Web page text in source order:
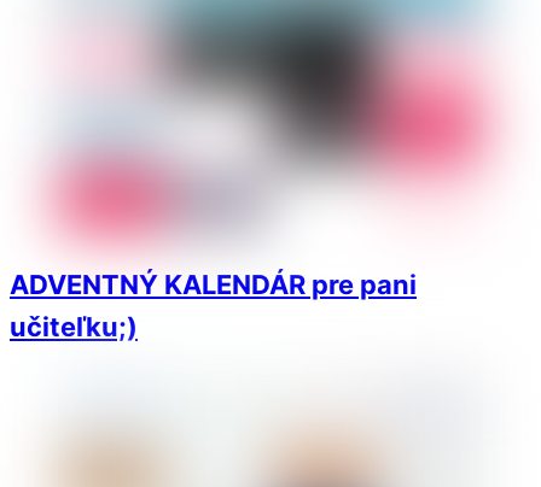
ADVENTNÝ KALENDÁR pre pani
učiteľku;)